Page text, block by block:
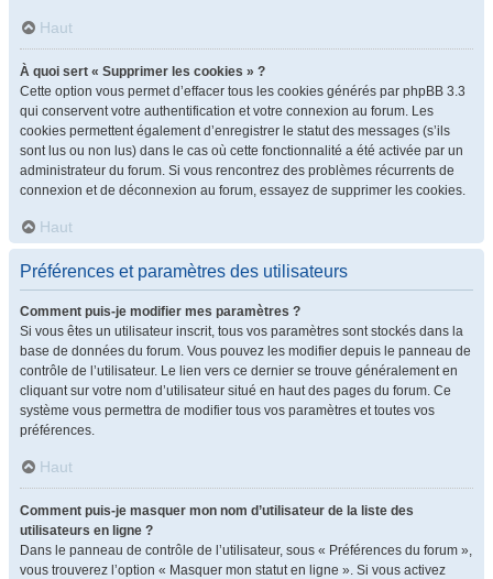
Haut
À quoi sert « Supprimer les cookies » ?
Cette option vous permet d’effacer tous les cookies générés par phpBB 3.3
qui conservent votre authentification et votre connexion au forum. Les
cookies permettent également d’enregistrer le statut des messages (s’ils
sont lus ou non lus) dans le cas où cette fonctionnalité a été activée par un
administrateur du forum. Si vous rencontrez des problèmes récurrents de
connexion et de déconnexion au forum, essayez de supprimer les cookies.
Haut
Préférences et paramètres des utilisateurs
Comment puis-je modifier mes paramètres ?
Si vous êtes un utilisateur inscrit, tous vos paramètres sont stockés dans la
base de données du forum. Vous pouvez les modifier depuis le panneau de
contrôle de l’utilisateur. Le lien vers ce dernier se trouve généralement en
cliquant sur votre nom d’utilisateur situé en haut des pages du forum. Ce
système vous permettra de modifier tous vos paramètres et toutes vos
préférences.
Haut
Comment puis-je masquer mon nom d’utilisateur de la liste des
utilisateurs en ligne ?
Dans le panneau de contrôle de l’utilisateur, sous « Préférences du forum »,
vous trouverez l’option « Masquer mon statut en ligne ». Si vous activez